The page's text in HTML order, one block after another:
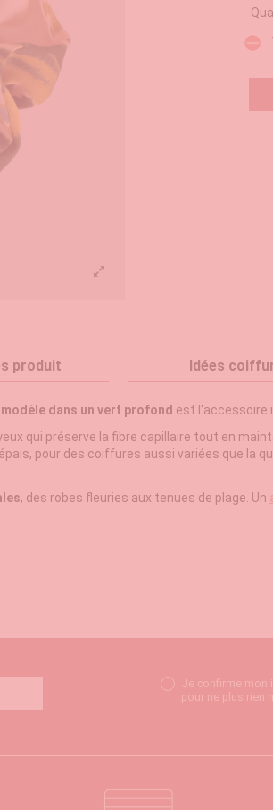
produit Idées
dans un vert profond est l'accessoire
qui préserve la fibre capillaire tout en
pour des coiffures aussi variées que la
, des robes fleuries aux tenues de plage. Un
Je confirme mon
pour ne plus rien